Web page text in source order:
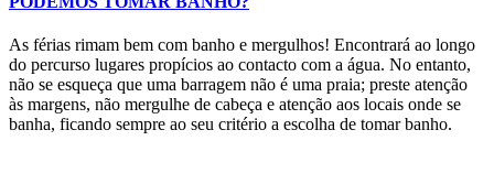
As férias rimam bem com banho e mergulhos! Encontrará ao longo
do percurso lugares propícios ao contacto com a água. No entanto,
não se esqueça que uma barragem não é uma praia; preste atenção
às margens, não mergulhe de cabeça e atenção aos locais onde se
banha, ficando sempre ao seu critério a escolha de tomar banho.